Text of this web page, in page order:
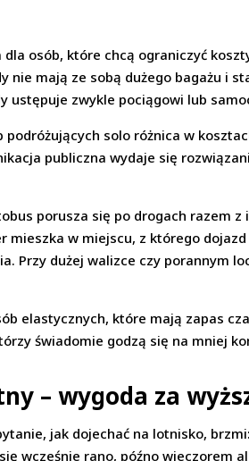
osób, które chcą ograniczyć
nie mają ze sobą dużego bagażu i
ustępuje zwykle pociągowi lub
solo różnica w
publiczna wydaje się
porusza się po drogach razem
mieszka w miejscu, z którego
Przy dużej walizce czy porannym
elastycznych, które mają zapas
świadomie godzą się na mniej
– wygoda za
jak dojechać na lotnisko,
wcześnie rano, późno wieczorem